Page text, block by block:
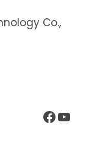
Co.,
يوتيوبفيسبوك